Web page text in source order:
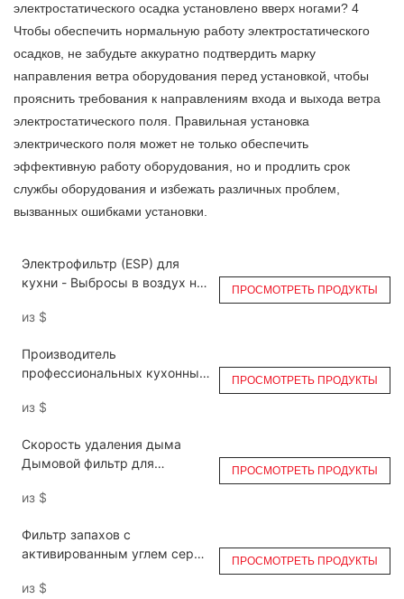
Чтобы обеспечить нормальную работу электростатического
осадков, не забудьте аккуратно подтвердить марку
направления ветра оборудования перед установкой, чтобы
прояснить требования к направлениям входа и выхода ветра
электростатического поля. Правильная установка
электрического поля может не только обеспечить
эффективную работу оборудования, но и продлить срок
службы оборудования и избежать различных проблем,
вызванных ошибками установки.
Электрофильтр (ESP) для
кухни - Выбросы в воздух на
из $
ПРОСМОТРЕТЬ ПРОДУКТЫ
Производитель
профессиональных кухонных
K-14000
из $
ПРОСМОТРЕТЬ ПРОДУКТЫ
Скорость удаления дыма
Дымовой фильтр для
Ruihe DGRH-K-2-21000 Double
из $
ПРОСМОТРЕТЬ ПРОДУКТЫ
Фильтр запахов с
активированным углем серии
из $
ПРОСМОТРЕТЬ ПРОДУКТЫ